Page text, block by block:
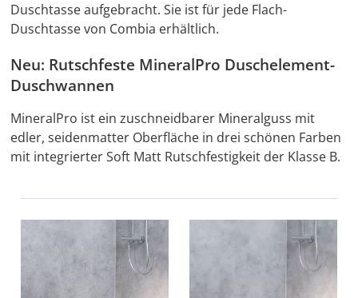
Duschtasse aufgebracht. Sie ist für jede Flach-
Duschtasse von Combia erhältlich.
Neu: Rutschfeste MineralPro Duschelement-
Duschwannen
MineralPro ist ein zuschneidbarer Mineralguss mit
edler, seidenmatter Oberfläche in drei schönen Farben
mit integrierter Soft Matt Rutschfestigkeit der Klasse B.